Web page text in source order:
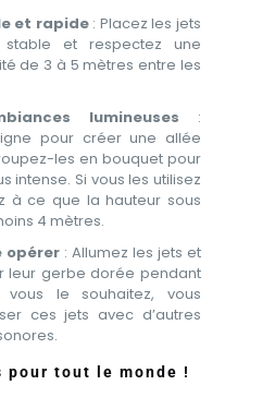
et rapide: Placez les jets
et respectez une
de 3 à 5 mètres entre les
lumineuses :
pour créer une allée
les en bouquet pour
intense. Si vous les utilisez
à ce que la hauteur sous
4 mètres.
opérer : Allumez les jets et
leur gerbe dorée pendant
vous le souhaitez, vous
ces jets avec d’autres
pour tout le monde !